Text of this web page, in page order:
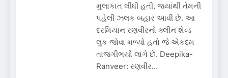
મુલાકાત લીધી હતી, જ્યાંથી તેમની
પહેલી ઝલક બહાર આવી છે. આ
દરમિયાન રણવીરનો ક્લીન શેવ્ડ
લુક જોવા મળ્યો હતો જે એકદમ
તાજગીભર્યો લાગે છે. Deepika-
Ranveer: રણવીર…